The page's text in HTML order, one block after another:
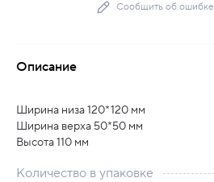
Сообщить об ошибке
Описание
Ширина низа 120*120 мм
Ширина верха 50*50 мм
Высота 110 мм
Количество в упаковке